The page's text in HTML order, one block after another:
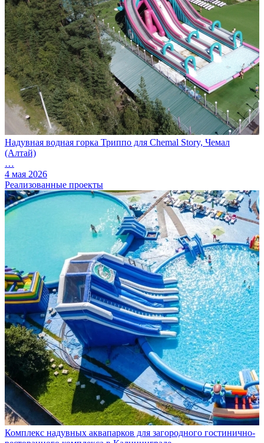
Надувная водная горка Триппо для Chemal Story, Чемал
(Алтай)
…
4 мая 2026
Реализованные проекты
Комплекс надувных аквапарков для загородного гостинично-